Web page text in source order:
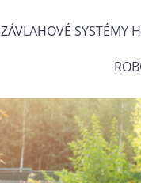
ZÁVLAHOVÉ SYSTÉMY